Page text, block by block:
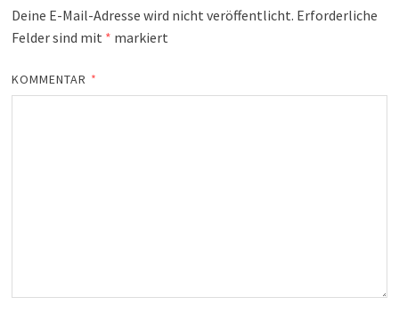
Deine E-Mail-Adresse wird nicht veröffentlicht. Erforderliche
Felder sind mit * markiert
KOMMENTAR *